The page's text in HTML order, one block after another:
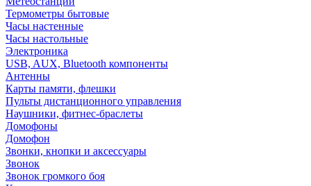
Термометры бытовые
Часы настенные
Часы настольные
Электроника
USB, AUX, Bluetooth компоненты
Антенны
Карты памяти, флешки
Пульты дистанционного управления
Наушники, фитнес-браслеты
Домофоны
Домофон
Звонки, кнопки и аксессуары
Звонок
Звонок громкого боя